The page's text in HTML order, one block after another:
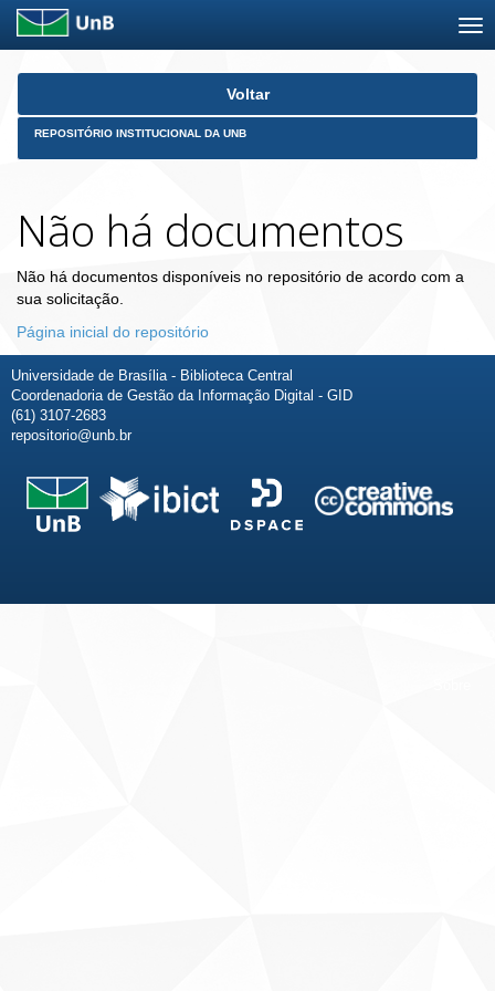
Skip
Voltar
REPOSITÓRIO INSTITUCIONAL DA UNB
Não há documentos
Não há documentos disponíveis no repositório de acordo com a
sua solicitação.
Página inicial do repositório
Universidade de Brasília - Biblioteca Central
Coordenadoria de Gestão da Informação Digital - GID
(61) 3107-2683
repositorio@unb.br